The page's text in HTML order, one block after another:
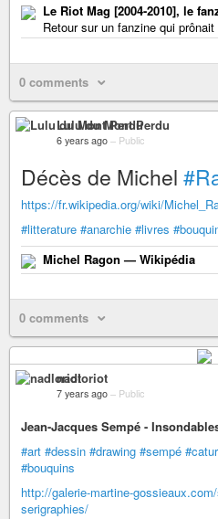
Le Riot Mag [2004-2010], le
Retour sur un fanzine qui
0 comments
Lulu du Mont Perdu
6 years ago – Public
Décès de Michel
https://fr.wikipedia.org/wiki/
#litterature #anarchie #livres
Michel Ragon — Wikipédia
0 comments
nadloriot
7 years ago – Public
Jean-Jacques Sempé -
#art #dessin #drawing #sempé
#bouquins
http://galerie-martine-
serigraphies/